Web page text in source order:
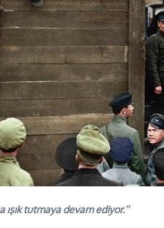
ışık tutmaya devam ediyor.’’